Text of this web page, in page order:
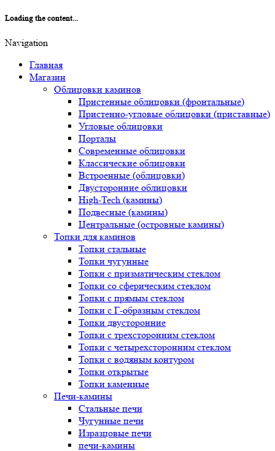
Loading the content...
Navigation
Главная
Магазин
Облицовки каминов
Пристенные облицовки (фронтальные)
Пристенно-угловые облицовки (приставные)
Угловые облицовки
Порталы
Современные облицовки
Классические облицовки
Встроенные (облицовки)
Двусторонние облицовки
High-Tech (камины)
Подвесные (камины)
Центральные (островные камины)
Топки для каминов
Топки стальные
Топки чугунные
Топки с призматическим стеклом
Топки со сферическим стеклом
Топки с прямым стеклом
Топки с Г-образным стеклом
Топки двусторонние
Топки с трехсторонним стеклом
Топки с четырехсторонним стеклом
Топки с водяным контуром
Топки открытые
Топки каменные
Печи-камины
Стальные печи
Чугунные печи
Изразцовые печи
печи-камины